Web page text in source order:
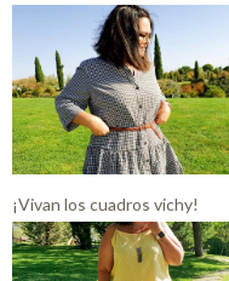
¡Vivan los cuadros vichy!